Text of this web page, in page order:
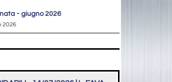
- giugno 2026
2026